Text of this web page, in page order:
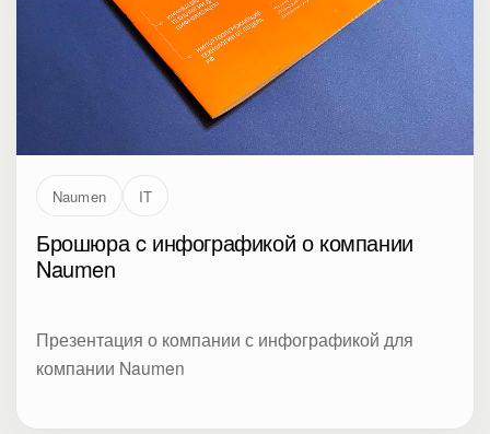
Naumen IT
Брошюра c инфографикой о компании
Naumen
Презентация о компании с инфографикой для
компании Naumen